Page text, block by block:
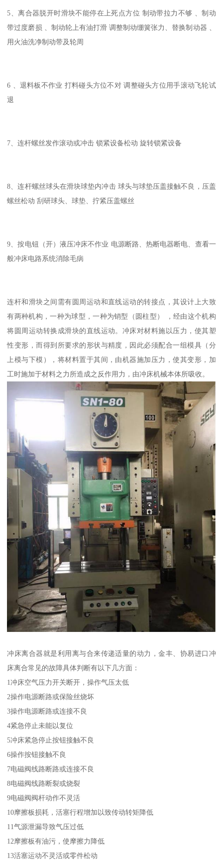
5、离合器脱开时滑块不能停在上死点方位 制动带拉力不够 、制动
带过度磨损 、制动轮上有油打滑 调整制动绷簧张力、替换制动器 、
用火油洗净制动带及轮周
6 、退料板不作业 打料碰头方位不对 调整碰头方位用手滚动飞轮试
退
7、连杆螺丝发作滚动或冲击 锁紧设备松动 旋转锁紧设备
8、连杆螺丝球头在滑块球垫内冲击 球头与球垫压盖接触不良，压盖
螺丝松动 刮研球头、球垫、拧紧压盖螺丝
9、按电钮（开）液压冲床不作业 电源断路、热断电器断电、查看一
般冲床电路系统消除毛病
连杆和滑块之间需有圆周运动和直线运动的转接点，其设计上大致
有两种机构，一种为球型，一种为销型（圆柱型） ，经由这个机构
将圆周运动转换成滑块的直线运动。冲床对材料施以压力，使其塑
性变形，而得到所要求的形状与精度，因此必须配合一组模具（分
上模与下模），将材料置于其间，由机器施加压力，使其变形，加
工时施加于材料之力所造成之反作用力，由冲床机械本体所吸收。
冲床离合器就是利用离与合来传递适量的动力，金丰、协易进口冲
床离合常见的故障具体判断有以下几方面：
1冲床空气压力开关断开，操作气压太低
2操作电源断路或保险丝烧坏
3操作电源断路或连接不良
4紧急停止未能以复位
5冲床紧急停止按钮接触不良
6操作按钮接触不良
7电磁阀线路断路或连接不良
8电磁阀线路断裂或烧裂
9电磁阀阀杆动作不灵活
10摩擦板损耗，活塞行程增加以致传动转矩降低
11气源泄漏导致气压过低
12摩擦板有油污，使摩擦力降低
13活塞运动不灵活或零件松动